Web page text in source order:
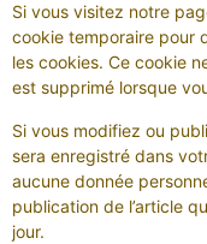
Si vous visitez notre
cookie temporaire pour
les cookies. Ce cookie
est supprimé lorsque
Si vous modifiez ou
sera enregistré dans
aucune donnée
publication de l’article
jour.